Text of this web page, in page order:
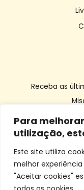
Para
utilização,
Este site utiliza
melhor
"Aceitar cookies"
Receba as